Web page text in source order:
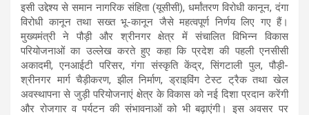
इसी उद्देश्य से समान नागरिक संहिता (यूसीसी), धर्मांतरण विरोधी कानून, दंगा
विरोधी कानून तथा सख्त भू-कानून जैसे महत्वपूर्ण निर्णय लिए गए हैं।
मुख्यमंत्री ने पौड़ी और श्रीनगर क्षेत्र में संचालित विभिन्न विकास
परियोजनाओं का उल्लेख करते हुए कहा कि प्रदेश की पहली एनसीसी
अकादमी, एनआईटी परिसर, गंगा संस्कृति केंद्र, सिंगटाली पुल, पौड़ी-
श्रीनगर मार्ग चैड़ीकरण, झील निर्माण, ड्राइविंग टेस्ट ट्रैक तथा खेल
अवस्थापना से जुड़ी परियोजनाएं क्षेत्र के विकास को नई दिशा प्रदान करेंगी
और रोजगार व पर्यटन की संभावनाओं को भी बढ़ाएंगी। इस अवसर पर